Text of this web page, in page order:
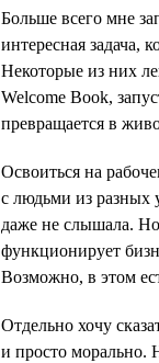
Больше всего мне
интересная задача,
Некоторые из них
Welcome Book,
превращается в
Освоиться на
с людьми из разных
даже не слышала. Но
функционирует
Возможно, в этом
Отдельно хочу
и просто морально.